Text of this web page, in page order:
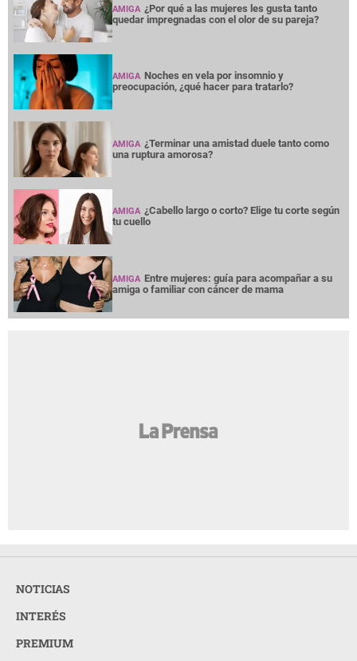
AMIGA ¿Por qué a las mujeres les gusta tanto
quedar impregnadas con el olor de su pareja?
AMIGA Noches en vela por insomnio y
preocupación, ¿qué hacer para tratarlo?
AMIGA ¿Terminar una amistad duele tanto como
una ruptura amorosa?
AMIGA ¿Cabello largo o corto? Elige tu corte según
tu cuello
AMIGA Entre mujeres: guía para acompañar a su
amiga o familiar con cáncer de mama
NOTICIAS
INTERÉS
PREMIUM